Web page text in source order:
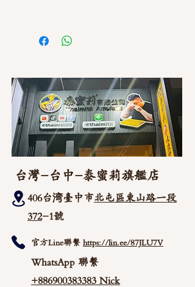
台灣-台中-泰蜜莉旗艦店
406台湾臺中市北屯區東山路一段
372-1號
官方Line聯繫 https://lin.ee/87JLU7V
WhatsApp 聯繫
+886900383383 Nick